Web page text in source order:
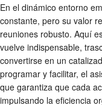
En el dinámico entorno
constante, pero su valor
reuniones robusto. Aquí
vuelve indispensable,
convertirse en un
programar y facilitar, el
que garantiza que cada
impulsando la eficiencia